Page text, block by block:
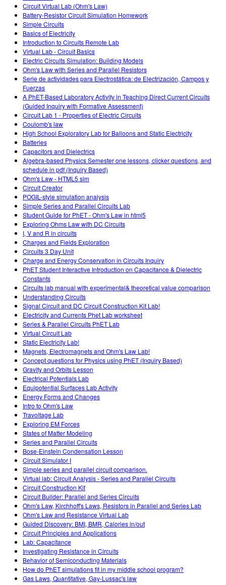
Circuit Virtual Lab (Ohm's Law)
Battery-Resistor Circuit Simulation Homework
Simple Circuits
Basics of Electricity
Introduction to Circuits Remote Lab
Virtual Lab - Circuit Basics
Electric Circuits Simulation: Building Models
Ohm's Law with Series and Parallel Resistors
Serie de actividades para Electrostática: de Electrización, Campos y
Fuerzas
A PhET-Based Laboratory Activity in Teaching Direct Current Circuits
(Guided Inquiry with Formative Assessment)
Circuit Lab 1 - Properties of Electric Circuits
Coulomb's law
High School Exploratory Lab for Balloons and Static Electricity
Batteries
Capacitors and Dielectrics
Algebra-based Physics Semester one lessons, clicker questions, and
schedule in pdf (Inquiry Based)
Ohm's Law - HTML5 sim
Circuit Creator
POGIL-style simulation analysis
Simple Series and Parallel Circuits Lab
Student Guide for PhET - Ohm's Law in html5
Exploring Ohms Law with DC Circuits
I, V and R in circuits
Charges and Fields Exploration
Circuits 3 Day Unit
Charge and Energy Conservation in Circuits Inquiry
PhET Student Interactive Introduction on Capacitance & Dielectric
Constants
Circuits lab manual with experimental& theoretical value comparison
Understanding Circuits
Signal Circuit and DC Circuit Construction Kit Lab!
Electricity and Currents Phet Lab worksheet
Series & Parallel Circuits PhET Lab
Virtual Circuit Lab
Static Electricity Lab!
Magnets, Electromagnets and Ohm's Law Lab!
Concept questions for Physics using PhET (Inquiry Based)
Gravity and Orbits Lesson
Electrical Potentials Lab
Equipotential Surfaces Lab Activity
Energy Forms and Changes
Intro to Ohm's Law
Travoltage Lab
Exploring EM Forces
States of Matter Modeling
Series and Parallel Circuits
Bose-Einstein Condensation Lesson
Circuit Simulator I
Simple series and parallel circuit comparison.
Virtual lab: Circuit Analysis - Series and Parallel Circuits
Circuit Construction Kit
Circuit Builder: Parallel and Series Circuits
Ohm's Law, Kirchhoff's Laws, Resistors in Parallel and Series Lab
Ohm's Law and Resistance Virtual Lab
Guided Discovery: BMI, BMR, Calories in/out
Circuit Principles and Applications
Lab: Capacitance
Investigating Resistance in Circuits
Behavior of Semiconducting Materials
How do PhET simulations fit in my middle school program?
Gas Laws, Quantitative, Gay-Lussac's law